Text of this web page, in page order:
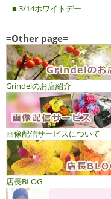
■ 3/14ホワイトデー
=Other page=
Grindelのお店紹介
画像配信サービスについて
店長BLOG